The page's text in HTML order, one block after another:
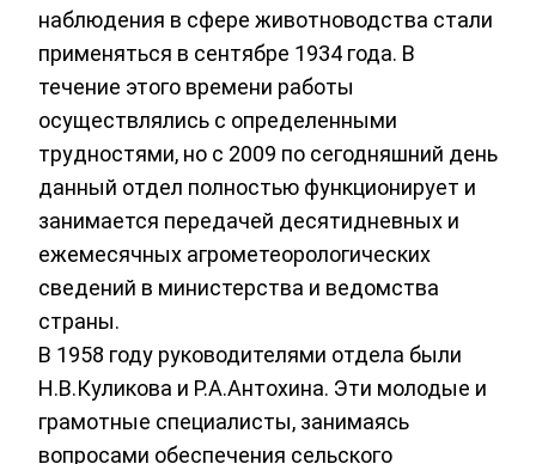
наблюдения в сфере животноводства стали
применяться в сентябре 1934 года. В
течение этого времени работы
осуществлялись с определенными
трудностями, но с 2009 по сегодняшний день
данный отдел полностью функционирует и
занимается передачей десятидневных и
ежемесячных агрометеорологических
сведений в министерства и ведомства
страны.
В 1958 году руководителями отдела были
Н.В.Куликова и Р.А.Антохина. Эти молодые и
грамотные специалисты, занимаясь
вопросами обеспечения сельского